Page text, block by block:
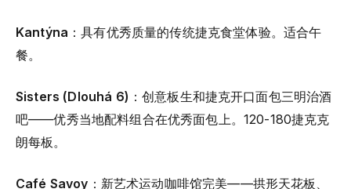
Kantýna ：具有优秀质量的传统捷克食堂体验。适合午
餐。
Sisters (Dlouhá 6) ：创意板生和捷克开口面包三明治酒
吧——优秀当地配料组合在优秀面包上。120-180捷克克
朗每板。
Café Savoy ：新艺术运动咖啡馆完美——拱形天花板、